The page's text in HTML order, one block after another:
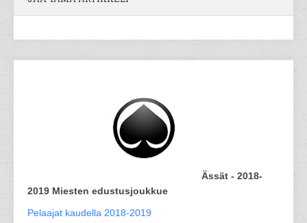
Ässät - 2018-
2019 Miesten edustusjoukkue
Pelaajat kaudella 2018-2019